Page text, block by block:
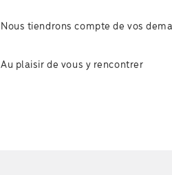
Nous tiendrons compte de vos
Au plaisir de vous y rencontrer